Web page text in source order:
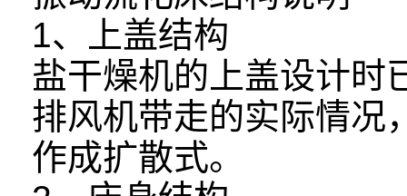
1、上盖结构
盐干燥机的上盖设计时
排风机带走的实际情况
作成扩散式。